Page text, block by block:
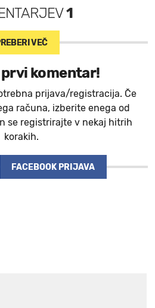
1
VEČ
komentar!
prijava/registracija. Če
računa, izberite enega od
se registrirajte v nekaj hitrih
korakih.
FACEBOOK PRIJAVA